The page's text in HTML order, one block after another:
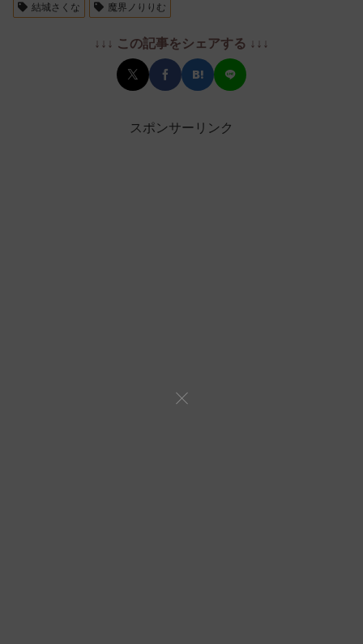
結城さくな
魔界ノりりむ
↓↓↓ この記事をシェアする ↓↓↓
スポンサーリンク